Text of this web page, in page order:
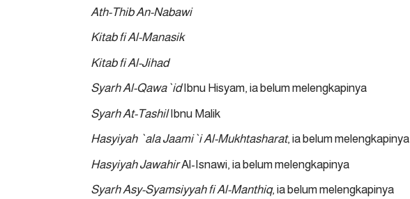
Ath-Thib An-Nabawi
Kitab fi Al-Manasik
Kitab fi Al-Jihad
Syarh Al-Qawa`idIbnu Hisyam, ia belum melengkapinya
Syarh At-TashilIbnu Malik
Hasyiyah `ala Jaami`i Al-Mukhtasharat, ia belum melengkapinya
Hasyiyah JawahirAl-Isnawi, ia belum melengkapinya
Syarh Asy-Syamsiyyah fi Al-Manthiq, ia belum melengkapinya